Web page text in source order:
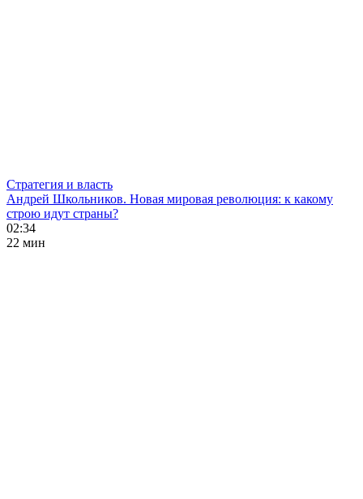
Стратегия и власть
Андрей Школьников. Новая мировая революция: к какому
строю идут страны?
02:34
22 мин